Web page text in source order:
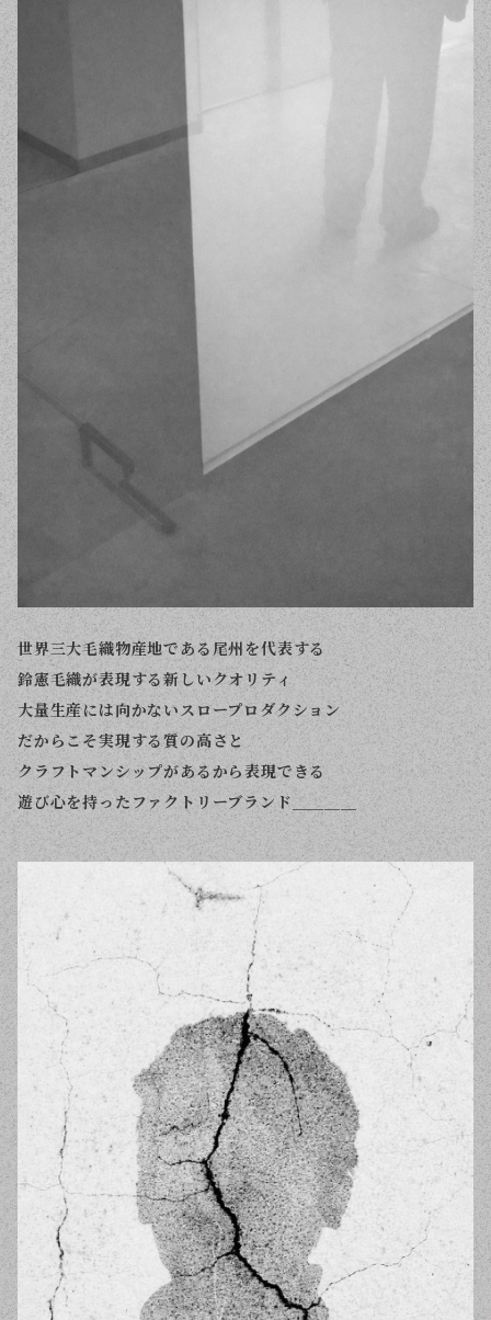
世界三大毛織物産地である尾州を代表する
鈴憲毛織が表現する新しいクオリティ
大量生産には向かないスロープロダクション
だからこそ実現する質の高さと
クラフトマンシップがあるから表現できる
遊び心を持ったファクトリーブランド＿＿＿＿